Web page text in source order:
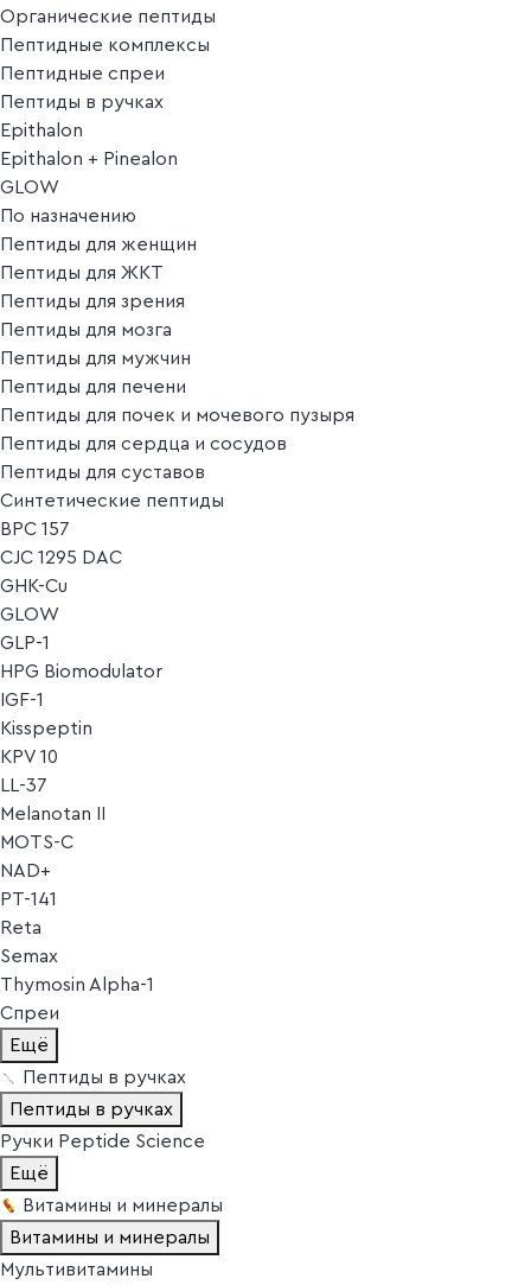
Органические пептиды
Пептидные комплексы
Пептидные спреи
Пептиды в ручках
Epithalon
Epithalon + Pinealon
GLOW
По назначению
Пептиды для женщин
Пептиды для ЖКТ
Пептиды для зрения
Пептиды для мозга
Пептиды для мужчин
Пептиды для печени
Пептиды для почек и мочевого пузыря
Пептиды для сердца и сосудов
Пептиды для суставов
Синтетические пептиды
BPC 157
CJC 1295 DAC
GHK-Cu
GLOW
GLP-1
HPG Biomodulator
IGF-1
Kisspeptin
KPV 10
LL-37
Melanotan II
MOTS-C
NAD+
PT-141
Reta
Semax
Thymosin Alpha-1
Спреи
Ещё
Пептиды в ручках
Пептиды в ручках
Ручки Peptide Science
Ещё
Витамины и минералы
Витамины и минералы
Мультивитамины